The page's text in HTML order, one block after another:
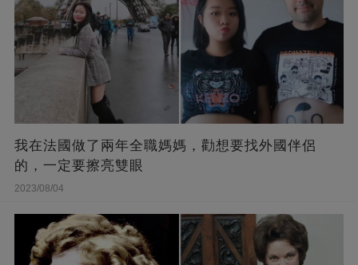
我在法國做了兩年全職媽媽，勸想要找外國伴侶
的，一定要擦亮雙眼
2023/08/04